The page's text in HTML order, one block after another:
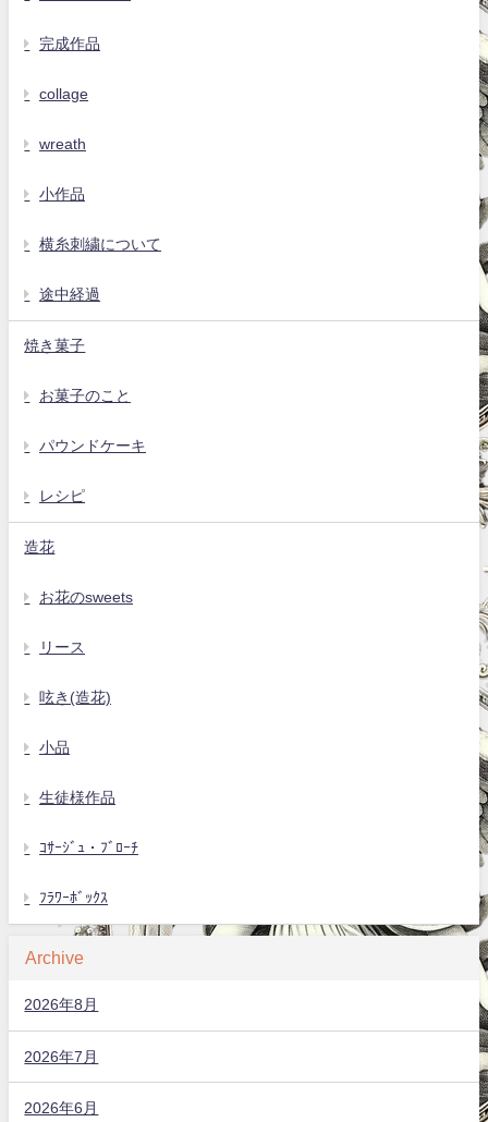
完成作品
collage
wreath
小作品
横糸刺繍について
途中経過
焼き菓子
お菓子のこと
パウンドケーキ
レシピ
造花
お花のsweets
リース
呟き(造花)
小品
生徒様作品
ｺｻｰｼﾞｭ・ﾌﾞﾛｰﾁ
ﾌﾗﾜｰﾎﾞｯｸｽ
Archive
2026年8月
2026年7月
2026年6月